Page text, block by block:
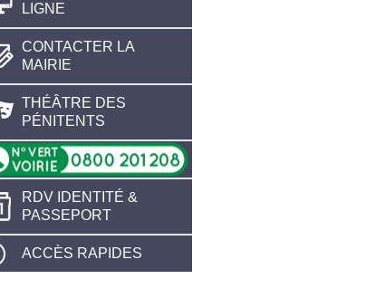
LIGNE
CONTACTER LA
MAIRIE
THÉÂTRE DES
PÉNITENTS
RDV IDENTITÉ &
PASSEPORT
ACCÈS RAPIDES